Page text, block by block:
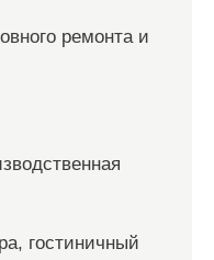
ремонта и
гостиничный